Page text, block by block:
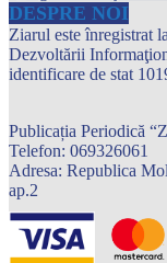
DESPRE NOI
Ziarul este înregistrat
Dezvoltării
identificare de stat
Publicația Periodică
Telefon: 069326061
Adresa: Republica
ap.2